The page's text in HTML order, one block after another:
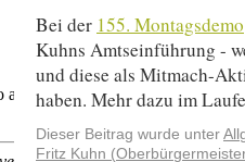
Bei der 155. Montagsdemo
Kuhns Amtseinführung -
und diese als Mitmach-
haben. Mehr dazu im
Dieser Beitrag wurde unter
Fritz Kuhn